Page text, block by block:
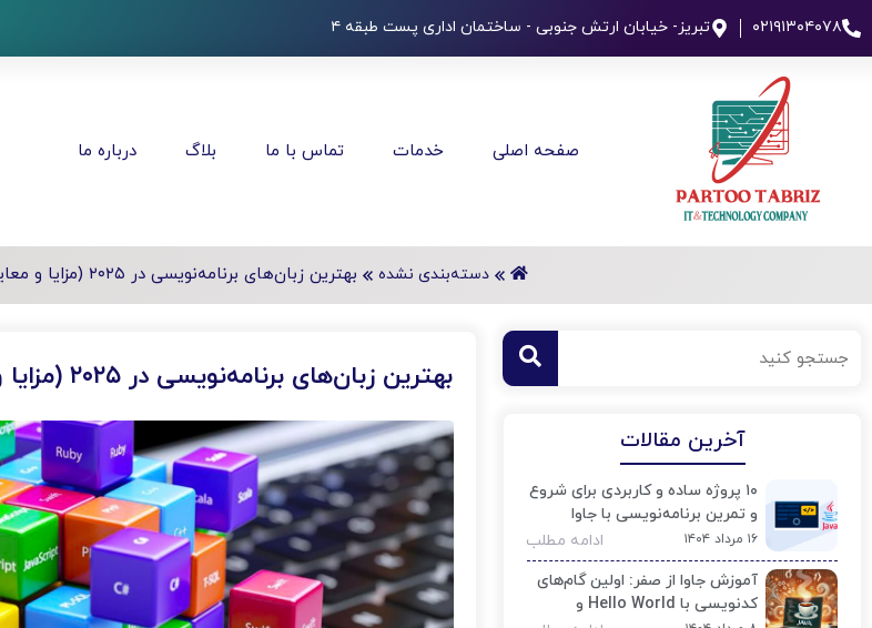
۰۲۱۹۱۳۰۴۰۷۸ تبریز- خیابان ارتش جنوبی - ساختمان اداری پست طبقه ۴
صفحه اصلی خدمات تماس با ما بلاگ درباره ما
دسته‌بندی نشده بهترین زبان‌های برنامه‌نویسی در ۲۰۲۵ (مزایا و معایب آن)
آخرین مقالات
۱۰ پروژه ساده و کاربردی برای شروع
و تمرین برنامه‌نویسی با جاوا
۱۶ مرداد ۱۴۰۴
ادامه مطلب
آموزش جاوا از صفر: اولین گام‌های
کدنویسی با Hello World و
بهترین زبان‌های برنامه‌نویسی در ۲۰۲۵ (مزایا و معایب آن)